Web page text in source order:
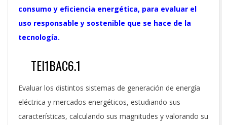
consumo y eficiencia energética, para evaluar el
uso responsable y sostenible que se hace de la
tecnología.
TEI1BAC6.1
Evaluar los distintos sistemas de generación de energía
eléctrica y mercados energéticos, estudiando sus
características, calculando sus magnitudes y valorando su